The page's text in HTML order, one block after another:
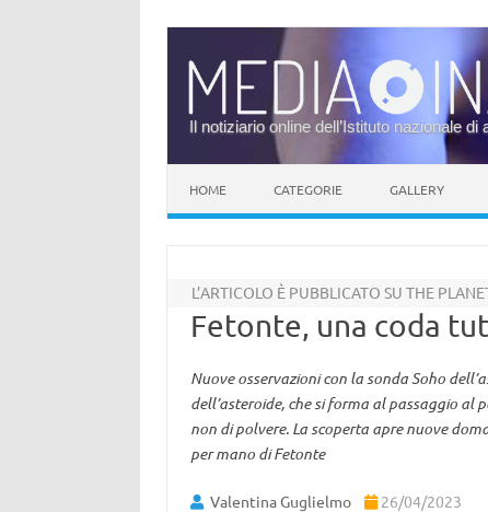
Il notiziario online dell’Istituto nazionale di
HOME CATEGORIE GALLERY
L’ARTICOLO È PUBBLICATO SU THE
Fetonte, una coda
Nuove osservazioni con la sonda Soho
dell’asteroide, che si forma al passaggio al
non di polvere. La scoperta apre nuove
per mano di Fetonte
Valentina Guglielmo 26/04/2023